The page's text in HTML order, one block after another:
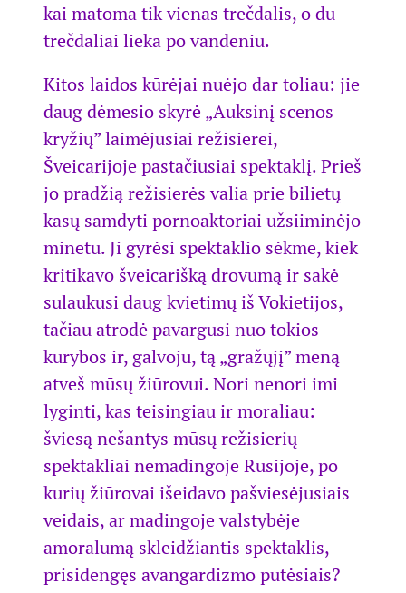
kai matoma tik vienas trečdalis, o du
trečdaliai lieka po vandeniu.
Kitos laidos kūrėjai nuėjo dar toliau: jie
daug dėmesio skyrė „Auksinį scenos
kryžių” laimėjusiai režisierei,
Šveicarijoje pastačiusiai spektaklį. Prieš
jo pradžią režisierės valia prie bilietų
kasų samdyti pornoaktoriai užsiiminėjo
minetu. Ji gyrėsi spektaklio sėkme, kiek
kritikavo šveicarišką drovumą ir sakė
sulaukusi daug kvietimų iš Vokietijos,
tačiau atrodė pavargusi nuo tokios
kūrybos ir, galvoju, tą „gražųjį” meną
atveš mūsų žiūrovui. Nori nenori imi
lyginti, kas teisingiau ir moraliau:
šviesą nešantys mūsų režisierių
spektakliai nemadingoje Rusijoje, po
kurių žiūrovai išeidavo pašviesėjusiais
veidais, ar madingoje valstybėje
amoralumą skleidžiantis spektaklis,
prisidengęs avangardizmo putėsiais?